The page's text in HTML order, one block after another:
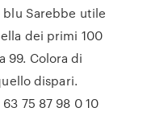
Sarebbe utile
dei primi 100
99. Colora di
dispari.
75 87 98 0 10